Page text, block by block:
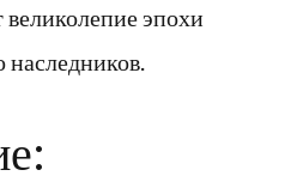
эпохи
наследников.